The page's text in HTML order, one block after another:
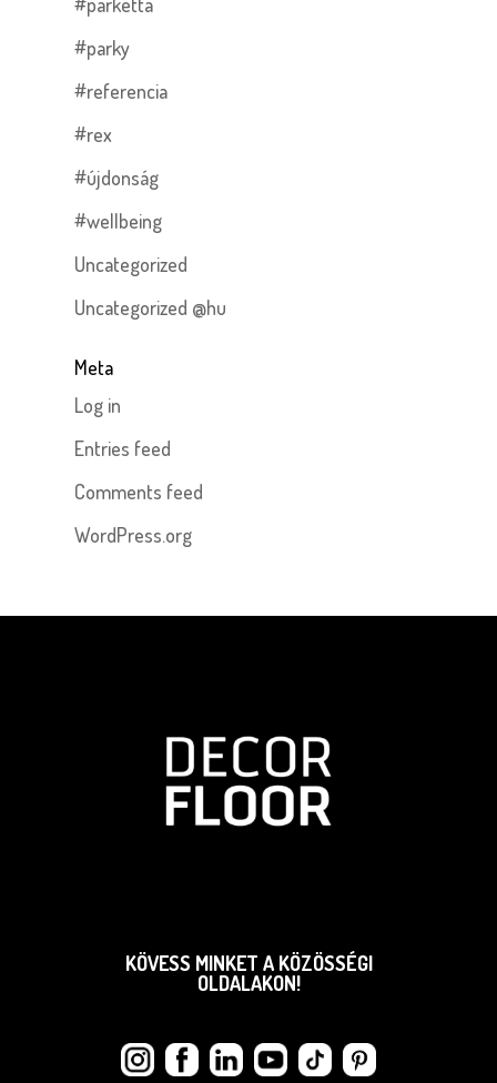
#parky
#referencia
#rex
#újdonság
#wellbeing
Uncategorized
Uncategorized @hu
Meta
Log in
Entries feed
Comments feed
WordPress.org
KÖVESS MINKET A KÖZÖSSÉGI
OLDALAKON!